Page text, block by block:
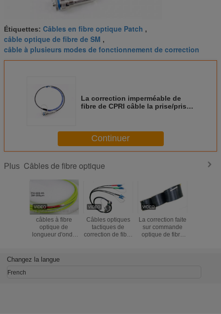
Étiquettes: Câbles en fibre optique Patch ,
câble optique de fibre de SM ,
câble à plusieurs modes de fonctionnement de correction
La correction imperméable de
fibre de CPRI câble la prise/prise
Continuer
Plus Câbles de fibre optique
câbles à fibre
optique de
longueur d'onde
Câbles optiques
tactiques de
correction de fibre
La correction faite
sur commande
optique de fibre
Changez la langue
French